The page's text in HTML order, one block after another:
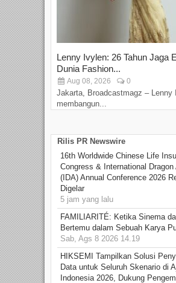
Lenny Ivylen: 26 Tahun Jaga
Dunia Fashion...
Aug 08, 2026 0
Jakarta, Broadcastmagz – Lenny
membangun...
Rilis PR Newswire
16th Worldwide Chinese Life
Congress & International Dragon
(IDA) Annual Conference 2026
Digelar
5 jam yang lalu
FAMILIARITÉ: Ketika Sinema
Bertemu dalam Sebuah Karya
Sab, Ags 8 2026 14.19
HIKSEMI Tampilkan Solusi
Data untuk Seluruh Skenario di
Indonesia 2026, Dukung